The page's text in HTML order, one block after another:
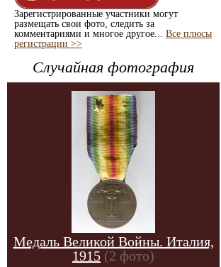
Зарегистрированные участники могут
размещать свои фото, следить за
комментариями и многое другое... Все плюсы
регистрации >>
Случайная фотография
Медаль Великой Войны. Италия,
1915 (2 фото)